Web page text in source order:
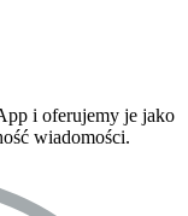
i oferujemy je jako
wiadomości.